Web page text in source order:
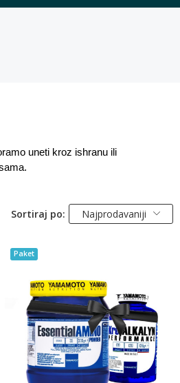
uneti kroz ishranu ili
Sortiraj po: Najprodavaniji
Paket